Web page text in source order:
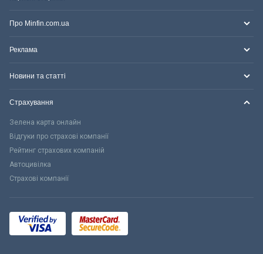
Про Minfin.com.ua
Реклама
Новини та статті
Страхування
Зелена карта онлайн
Відгуки про страхові компанії
Рейтинг страхових компаній
Автоцивілка
Страхові компанії